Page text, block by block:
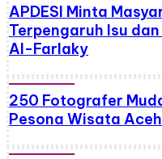
APDESI Minta
Terpengaruh Isu
Al-Farlaky
250 Fotografer
Pesona Wisata Aceh